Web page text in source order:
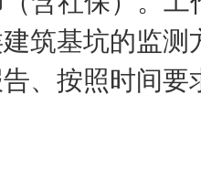
筑基坑的监
、按照时间要